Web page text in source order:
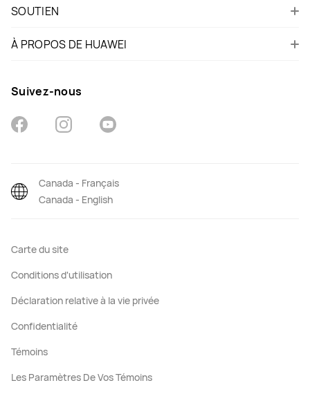
SOUTIEN
À PROPOS DE HUAWEI
Suivez-nous
Carte du site
Conditions d'utilisation
Déclaration relative à la vie privée
Confidentialité
Témoins
Les Paramètres De Vos Témoins
Canada - Français
Canada - English